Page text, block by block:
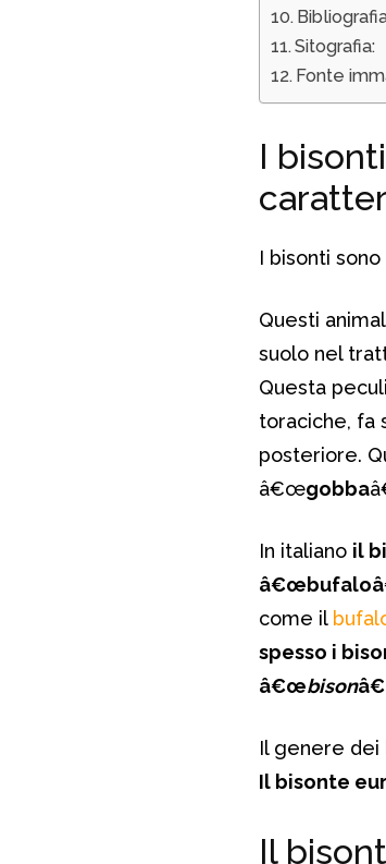
Sitografia:
Fonte
I
I bisonti
Questi
suolo nel
Questa
toraciche, fa
posteriore.
â€œgobba
In italiano il
come il
spesso i
â€œbisonâ€
Il genere dei
Il bisonte
Il